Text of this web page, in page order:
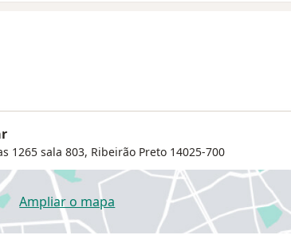
1265 sala 803, Ribeirão Preto 14025-700
Ampliar o mapaabre num novo separador